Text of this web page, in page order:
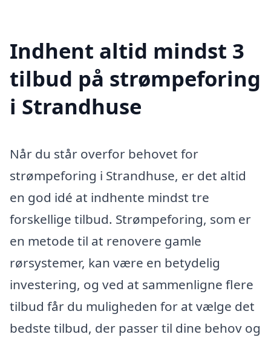
Indhent altid mindst 3
tilbud på strømpeforing
i Strandhuse
Når du står overfor behovet for
strømpeforing i Strandhuse, er det altid
en god idé at indhente mindst tre
forskellige tilbud. Strømpeforing, som er
en metode til at renovere gamle
rørsystemer, kan være en betydelig
investering, og ved at sammenligne flere
tilbud får du muligheden for at vælge det
bedste tilbud, der passer til dine behov og